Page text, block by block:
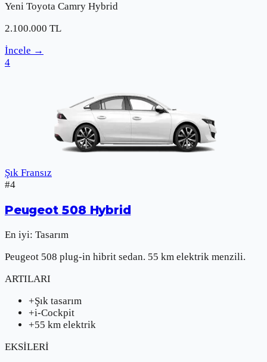
Yeni Toyota Camry Hybrid
2.100.000 TL
İncele →
4
Şık Fransız
#4
Peugeot 508 Hybrid
En iyi: Tasarım
Peugeot 508 plug-in hibrit sedan. 55 km elektrik menzili.
ARTILARI
+Şık tasarım
+i-Cockpit
+55 km elektrik
EKSİLERİ